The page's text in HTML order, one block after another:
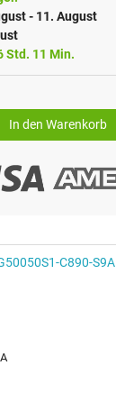
- 11. August
Std. 11 Min.
In den Warenkorb
C890-S9A